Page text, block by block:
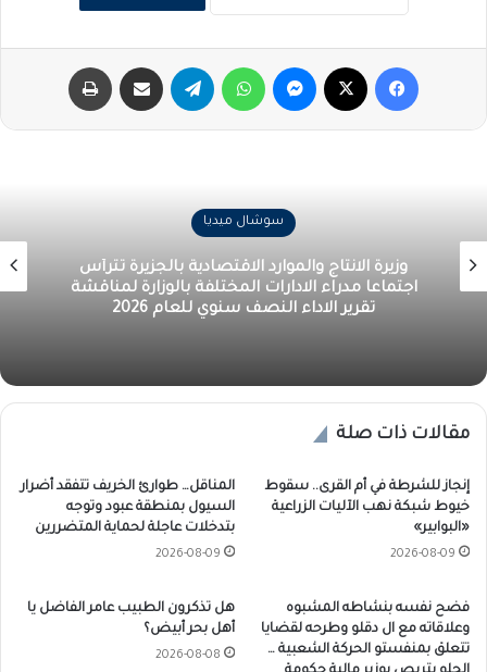
فيسبوك ماسنجر واتساب تيلقرام مشاركة عبر البريد
سوشال ميديا
وزيرة الانتاج والموارد الاقتصادية بالجزيرة تترأس
اجتماعا مدراء الادارات المختلفة بالوزارة لمناقشة
تقرير الاداء النصف سنوي للعام 2026
مقالات ذات صلة
إنجاز للشرطة في أم القرى.. سقوط
خيوط شبكة نهب الآليات الزراعية
«البوابير»
2026-08-09
المناقل… طوارئ الخريف تتفقد أضرار
السيول بمنطقة عبود وتوجه
بتدخلات عاجلة لحماية المتضررين
2026-08-09
فضح نفسه بنشاطه المشبوه
وعلاقاته مع ال دقلو وطرحه لقضايا
تتعلق بمنفستو الحركة الشعبية …
هل تذكرون الطبيب عامر الفاضل يا
أهل بحر أبيض؟
2026-08-08